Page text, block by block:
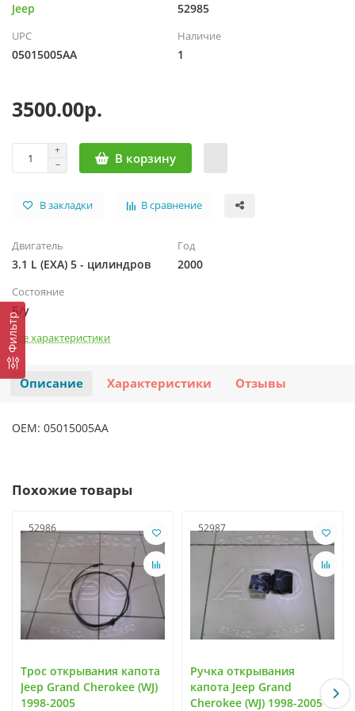
Фильтр
Jeep 52985
UPC
05015005АА
Наличие
1
3500.00р.
В корзину
В закладки В сравнение
Двигатель
3.1 L (EXA) 5 - цилиндров
Год
2000
Состояние
Б/у
Все характеристики
Описание Характеристики Отзывы
OEM: 05015005АА
Похожие товары
52986
Трос открывания капота
Jeep Grand Cherokee (WJ)
1998-2005
52987
Ручка открывания
капота Jeep Grand
Cherokee (WJ) 1998-2005